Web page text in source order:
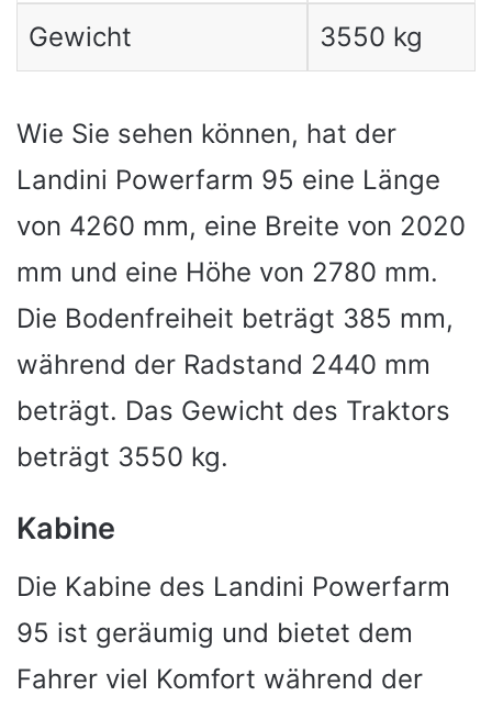
Gewicht 3550 kg
Wie Sie sehen können, hat der
Landini Powerfarm 95 eine Länge
von 4260 mm, eine Breite von 2020
mm und eine Höhe von 2780 mm.
Die Bodenfreiheit beträgt 385 mm,
während der Radstand 2440 mm
beträgt. Das Gewicht des Traktors
beträgt 3550 kg.
Kabine
Die Kabine des Landini Powerfarm
95 ist geräumig und bietet dem
Fahrer viel Komfort während der